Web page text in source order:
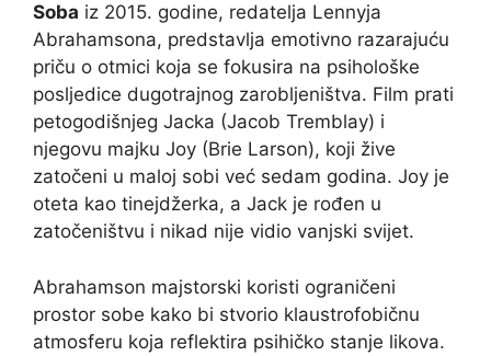
Soba iz 2015. godine, redatelja Lennyja
Abrahamsona, predstavlja emotivno razarajuću
priču o otmici koja se fokusira na psihološke
posljedice dugotrajnog zarobljeništva. Film prati
petogodišnjeg Jacka (Jacob Tremblay) i
njegovu majku Joy (Brie Larson), koji žive
zatočeni u maloj sobi već sedam godina. Joy je
oteta kao tinejdžerka, a Jack je rođen u
zatočeništvu i nikad nije vidio vanjski svijet.
Abrahamson majstorski koristi ograničeni
prostor sobe kako bi stvorio klaustrofobičnu
atmosferu koja reflektira psihičko stanje likova.